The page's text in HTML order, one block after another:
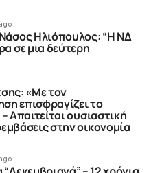
Ηλιόπουλος: “Η ΝΔ
σε μια δεύτερη
«Με τον
επισφραγίζει το
Απαιτείται ουσιαστική
στην οικονομία